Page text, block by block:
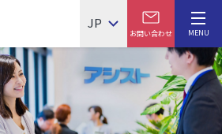
MENU
JP
お問い合わせ